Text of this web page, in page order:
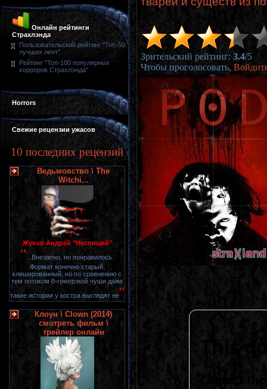
Онлайн рейтинги
Страхлэнда
Пользовательский рейтинг "Топ-50
лучших лент"
Рейтинг "Топ-100 популярных
хорроров Страхлэнда"
Horrors
Свежие рецензии ужасов
10 последних рецензий
Ведьмовство \ The
Witchi...
Жуков Андрей "Неспящий"
" ...Внезапно, но понравилось.
Формат конечно старый,
клишированный, но по сравнению с
тем потоком б-гомерзкой чуши даже
такие истории у костра выглядят не"
Клоун \ Clown (2014)
смотреть фильм \
трейлер онлайн
Зрительский рейтинг: 3.4/5
Чтобы проголосовать,